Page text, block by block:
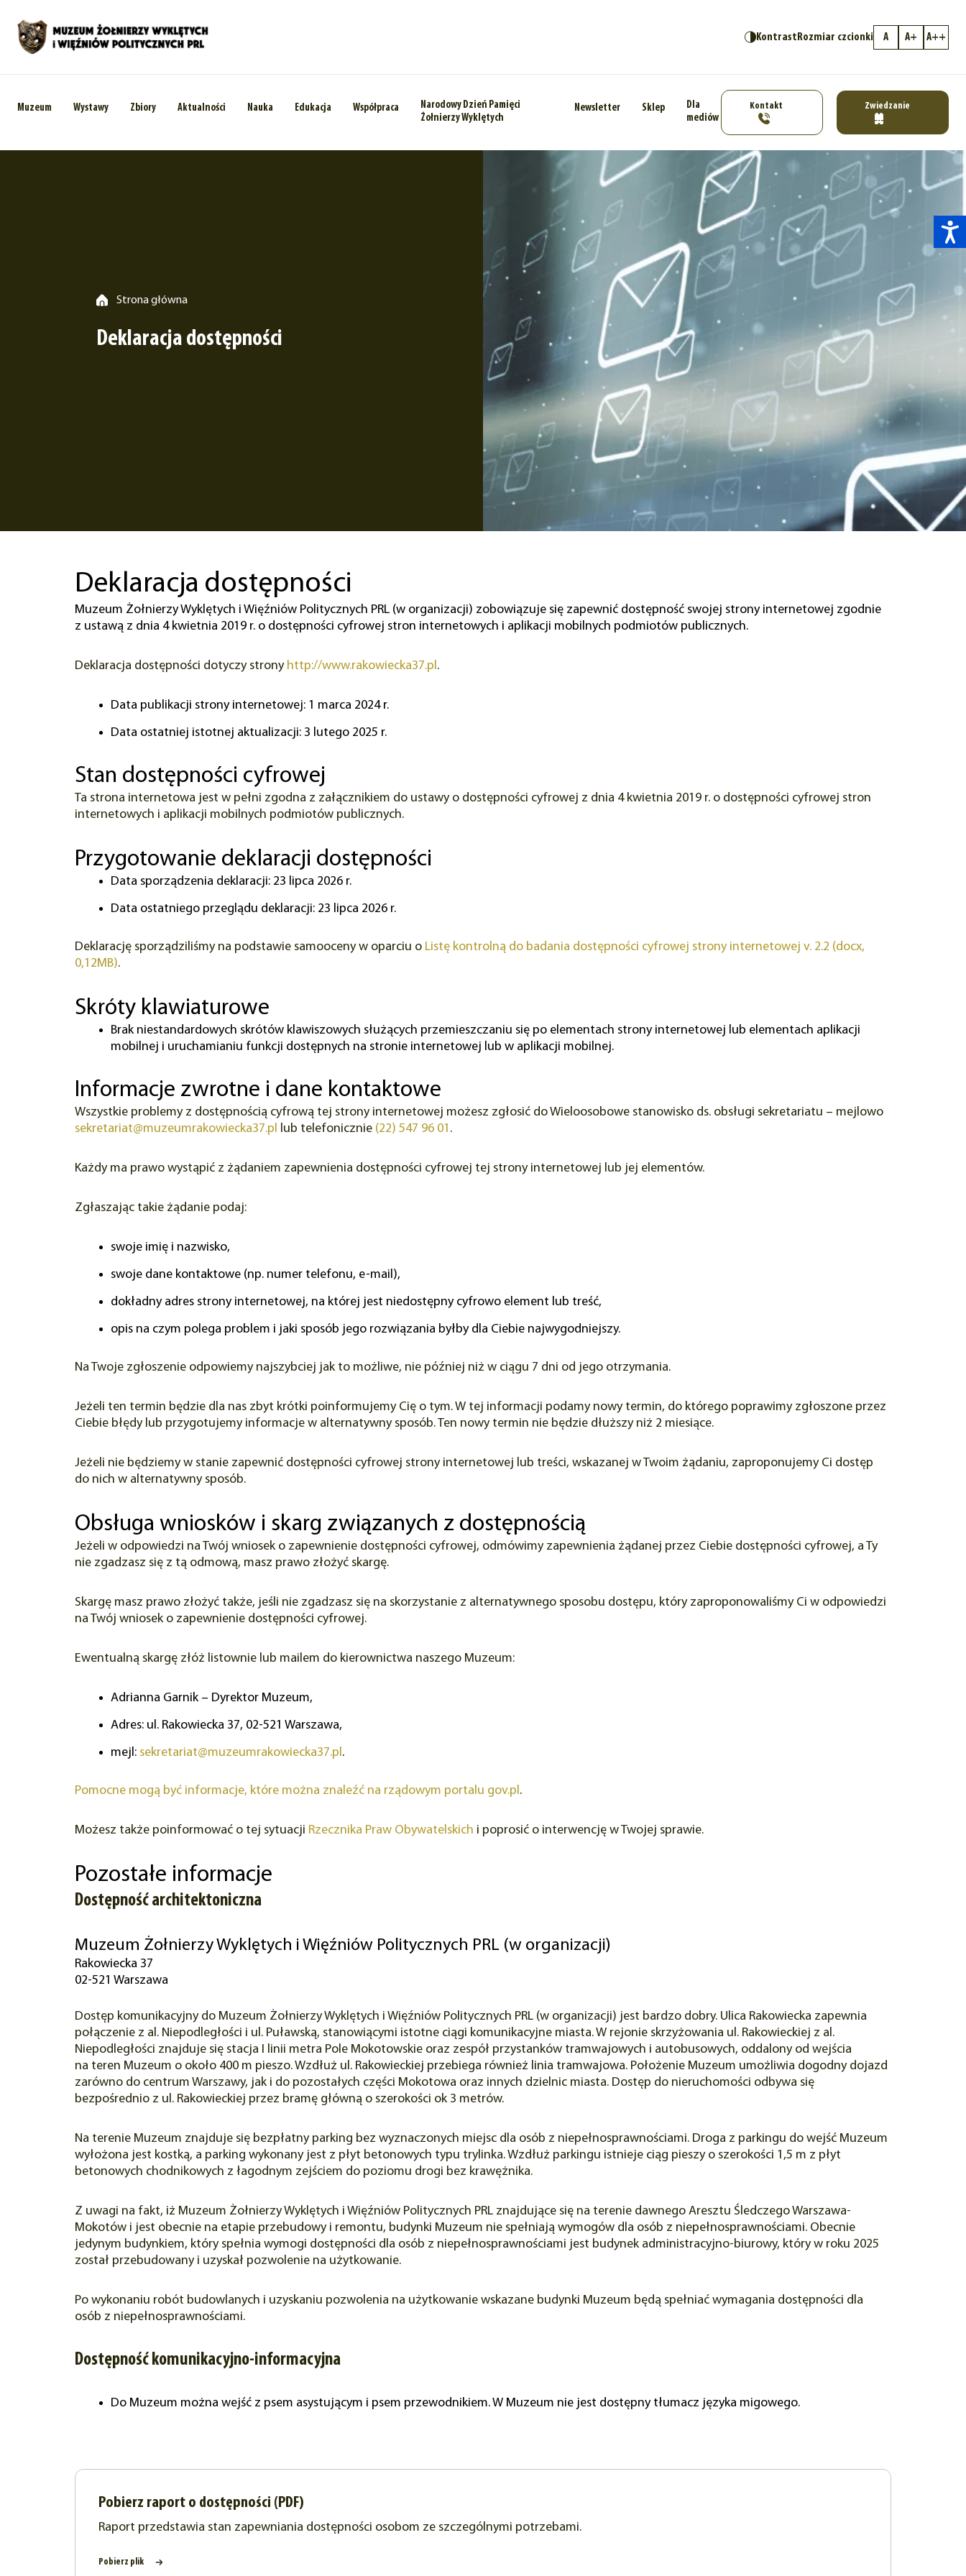
KontrastRozmiar czcionki A A+ A++
Muzeum Wystawy Zbiory Aktualności Nauka Edukacja Współpraca
Narodowy Dzień Pamięci
Żołnierzy Wyklętych
Newsletter Sklep
Dla
mediów
Kontakt Zwiedzanie
Strona główna
Deklaracja dostępności
Deklaracja dostępności
Muzeum Żołnierzy Wyklętych i Więźniów Politycznych PRL (w organizacji) zobowiązuje się zapewnić dostępność swojej strony internetowej zgodnie
z ustawą z dnia 4 kwietnia 2019 r. o dostępności cyfrowej stron internetowych i aplikacji mobilnych podmiotów publicznych.
Deklaracja dostępności dotyczy strony http://www.rakowiecka37.pl.
Data publikacji strony internetowej: 1 marca 2024 r.
Data ostatniej istotnej aktualizacji: 3 lutego 2025 r.
Stan dostępności cyfrowej
Ta strona internetowa jest w pełni zgodna z załącznikiem do ustawy o dostępności cyfrowej z dnia 4 kwietnia 2019 r. o dostępności cyfrowej stron
internetowych i aplikacji mobilnych podmiotów publicznych.
Przygotowanie deklaracji dostępności
Data sporządzenia deklaracji: 23 lipca 2026 r.
Data ostatniego przeglądu deklaracji: 23 lipca 2026 r.
Deklarację sporządziliśmy na podstawie samooceny w oparciu o Listę kontrolną do badania dostępności cyfrowej strony internetowej v. 2.2 (docx,
0,12MB).
Skróty klawiaturowe
Brak niestandardowych skrótów klawiszowych służących przemieszczaniu się po elementach strony internetowej lub elementach aplikacji
mobilnej i uruchamianiu funkcji dostępnych na stronie internetowej lub w aplikacji mobilnej.
Informacje zwrotne i dane kontaktowe
Wszystkie problemy z dostępnością cyfrową tej strony internetowej możesz zgłosić doWieloosobowe stanowisko ds. obsługi sekretariatu – mejlowo
sekretariat@muzeumrakowiecka37.pl lub telefonicznie (22) 547 96 01 .
Każdy ma prawo wystąpić z żądaniem zapewnienia dostępności cyfrowej tej strony internetowej lub jej elementów.
Zgłaszając takie żądanie podaj:
swoje imię i nazwisko,
swoje dane kontaktowe (np. numer telefonu, e-mail),
dokładny adres strony internetowej, na której jest niedostępny cyfrowo element lub treść,
opis na czym polega problem i jaki sposób jego rozwiązania byłby dla Ciebie najwygodniejszy.
Na Twoje zgłoszenie odpowiemy najszybciej jak to możliwe, nie później niż w ciągu 7 dni od jego otrzymania.
Jeżeli ten termin będzie dla nas zbyt krótki poinformujemy Cię o tym. W tej informacji podamy nowy termin, do którego poprawimy zgłoszone przez
Ciebie błędy lub przygotujemy informacje w alternatywny sposób. Ten nowy termin nie będzie dłuższy niż 2 miesiące.
Jeżeli nie będziemy w stanie zapewnić dostępności cyfrowej strony internetowej lub treści, wskazanej w Twoim żądaniu, zaproponujemy Ci dostęp
do nich w alternatywny sposób.
Obsługa wniosków i skarg związanych z dostępnością
Jeżeli w odpowiedzi na Twój wniosek o zapewnienie dostępności cyfrowej, odmówimy zapewnienia żądanej przez Ciebie dostępności cyfrowej, a Ty
nie zgadzasz się z tą odmową, masz prawo złożyć skargę.
Skargę masz prawo złożyć także, jeśli nie zgadzasz się na skorzystanie z alternatywnego sposobu dostępu, który zaproponowaliśmy Ci w odpowiedzi
na Twój wniosek o zapewnienie dostępności cyfrowej.
Ewentualną skargę złóż listownie lub mailem do kierownictwa naszego Muzeum:
Adrianna Garnik – Dyrektor Muzeum,
Adres: ul. Rakowiecka 37, 02-521 Warszawa,
mejl: sekretariat@muzeumrakowiecka37.pl.
Pomocne mogą być informacje, które można znaleźć na rządowym portalu gov.pl.
Możesz także poinformować o tej sytuacji Rzecznika Praw Obywatelskich i poprosić o interwencję w Twojej sprawie.
Pozostałe informacje
Dostępność architektoniczna
Muzeum Żołnierzy Wyklętych i Więźniów Politycznych PRL (w organizacji)
Rakowiecka 37
02-521 Warszawa
Dostęp komunikacyjny do Muzeum Żołnierzy Wyklętych i Więźniów Politycznych PRL (w organizacji) jest bardzo dobry. Ulica Rakowiecka zapewnia
połączenie z al. Niepodległości i ul. Puławską, stanowiącymi istotne ciągi komunikacyjne miasta. W rejonie skrzyżowania ul. Rakowieckiej z al.
Niepodległości znajduje się stacja I linii metra Pole Mokotowskie oraz zespół przystanków tramwajowych i autobusowych, oddalony od wejścia
na teren Muzeum o około 400 m pieszo. Wzdłuż ul. Rakowieckiej przebiega również linia tramwajowa. Położenie Muzeum umożliwia dogodny dojazd
zarówno do centrum Warszawy, jak i do pozostałych części Mokotowa oraz innych dzielnic miasta. Dostęp do nieruchomości odbywa się
bezpośrednio z ul. Rakowieckiej przez bramę główną o szerokości ok 3 metrów.
Na terenie Muzeum znajduje się bezpłatny parking bez wyznaczonych miejsc dla osób z niepełnosprawnościami. Droga z parkingu do wejść Muzeum
wyłożona jest kostką, a parking wykonany jest z płyt betonowych typu trylinka. Wzdłuż parkingu istnieje ciąg pieszy o szerokości 1,5 m z płyt
betonowych chodnikowych z łagodnym zejściem do poziomu drogi bez krawężnika.
Z uwagi na fakt, iż Muzeum Żołnierzy Wyklętych i Więźniów Politycznych PRL znajdujące się na terenie dawnego Aresztu Śledczego Warszawa-
Mokotów i jest obecnie na etapie przebudowy i remontu, budynki Muzeum nie spełniają wymogów dla osób z niepełnosprawnościami. Obecnie
jedynym budynkiem, który spełnia wymogi dostępności dla osób z niepełnosprawnościami jest budynek administracyjno-biurowy, który w roku 2025
został przebudowany i uzyskał pozwolenie na użytkowanie.
Po wykonaniu robót budowlanych i uzyskaniu pozwolenia na użytkowanie wskazane budynki Muzeum będą spełniać wymagania dostępności dla
osób z niepełnosprawnościami.
Dostępność komunikacyjno-informacyjna
Do Muzeum można wejść z psem asystującym i psem przewodnikiem. W Muzeum nie jest dostępny tłumacz języka migowego.
Pobierz raport o dostępności (PDF)
Raport przedstawia stan zapewniania dostępności osobom ze szczególnymi potrzebami.
Pobierz plik